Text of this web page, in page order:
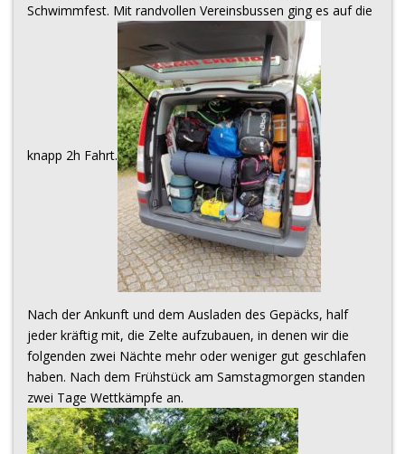
Schwimmfest. Mit randvollen Vereinsbussen ging es auf die
knapp 2h Fahrt.
Nach der Ankunft und dem Ausladen des Gepäcks, half
jeder kräftig mit, die Zelte aufzubauen, in denen wir die
folgenden zwei Nächte mehr oder weniger gut geschlafen
haben. Nach dem Frühstück am Samstagmorgen standen
zwei Tage Wettkämpfe an.